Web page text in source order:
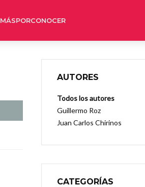
MÁSPORCONOCER
AUTORES
Todos los autores
Guillermo Roz
Juan Carlos Chirinos
CATEGORÍAS